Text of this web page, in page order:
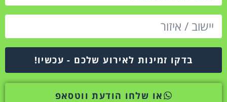
בדקו זמינות לאירוע שלכם - עכשיו!
או שלחו הודעת ווטסאפ